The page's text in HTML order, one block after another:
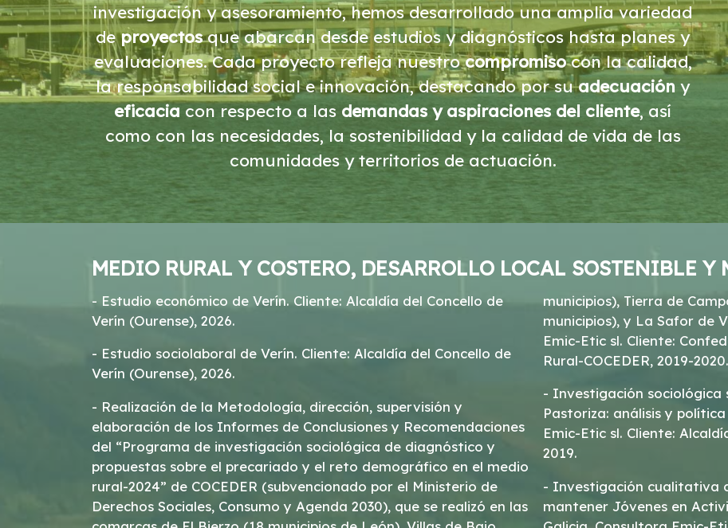
investigación y asesoramiento, hemos desarrollado una amplia variedad
deproyectosque abarcan desde estudios y diagnósticos hasta planes y
evaluaciones. Cada proyecto refleja nuestrocompromisocon la calidad,
la responsabilidad social e innovación, destacando por suadecuacióny
eficacia con respecto a las demandas y aspiraciones del cliente, así
como con las necesidades, la sostenibilidad y la calidad de vida de las
comunidades y territorios de actuación.
MEDIO RURAL Y COSTERO, DESARROLLO LOCAL SOSTENIBLE Y
- Estudio económico de Verín. Cliente: Alcaldía del Concello de
Verín (Ourense), 2026.
- Estudio sociolaboral de Verín. Cliente: Alcaldía del Concello de
Verín (Ourense), 2026.
- Realización de la Metodología, dirección, supervisión y
elaboración de los Informes de Conclusiones y Recomendaciones
del “Programa de investigación sociológica de diagnóstico y
propuestas sobre el precariado y el reto demográfico en el medio
rural-2024” de COCEDER (subvencionado por el Ministerio de
Derechos Sociales, Consumo y Agenda 2030), que se realizó en las
municipios), Tierra de
municipios), y La Safor de
Emic-Etic sl. Cliente:
Rural-COCEDER, 2019-2020.
- Investigación sociológica
Pastoriza: análisis y
Emic-Etic sl. Cliente:
2019.
- Investigación cualitativa de las Ayudas dirigidas a incorporar y
mantener Jóvenes en